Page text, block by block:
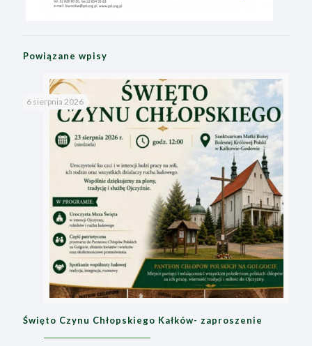
Powiązane wpisy
6 sierpnia 2026
Święto Czynu Chłopskiego Kałków- zaproszenie